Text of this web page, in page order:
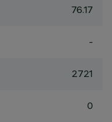
76.17
-
2721
0